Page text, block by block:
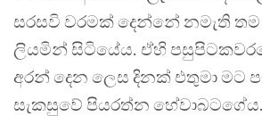
සරසවි වරමක් දෙන්නේ නමැති
ලියමින් සිටියේය. ඒහි
අරන් දෙන ලෙස දිනක් එතුමා මට
සැකසුවේ පියරත්න